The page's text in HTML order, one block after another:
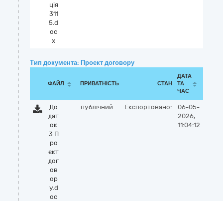
ція
311
5.d
oc
x
Тип документа: Проект договору
ФАЙЛ ПРИВАТНІСТЬ СТАН
ДАТА
ТА
ЧАС
До
дат
ок
3 П
ро
єкт
дог
ов
ор
у.d
oc
публічний Експортовано:
06-05-
2026,
11:04:12